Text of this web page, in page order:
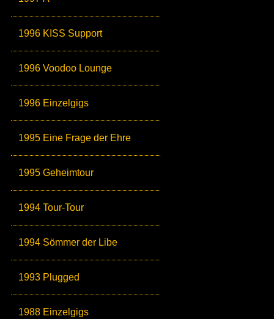
1996 KISS Support
1996 Voodoo Lounge
1996 Einzelgigs
1995 Eine Frage der Ehre
1995 Geheimtour
1994 Tour-Tour
1994 Sömmer der Libe
1993 Plugged
1988 Einzelgigs